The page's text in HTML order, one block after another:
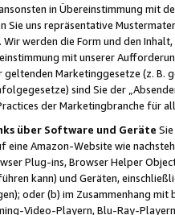
in Übereinstimmung mit
Sie uns repräsentative
werden die Form und den
mit unserer
Marketinggesetze (z. B.
sind Sie der
der Marketingbranche für
über Software und Geräte
eine Amazon-Website wie
Plug-ins, Browser Helper
kann) und Geräten,
oder (b) im Zusammenhang
Video-Playern, Blu-Ray-